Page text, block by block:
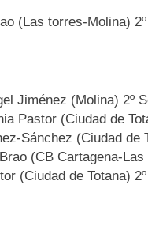
(Las torres-Molina)
Jiménez (Molina) 2º
Pastor (Ciudad de
Sánchez (Ciudad
(CB Cartagena-
(Ciudad de Totana)